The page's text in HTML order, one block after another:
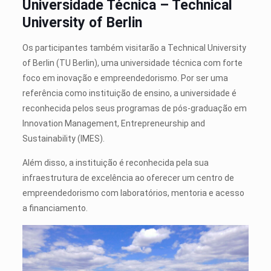
Universidade Técnica – Technical
University of Berlin
Os participantes também visitarão a Technical University
of Berlin (TU Berlin), uma universidade técnica com forte
foco em inovação e empreendedorismo. Por ser uma
referência como instituição de ensino, a universidade é
reconhecida pelos seus programas de pós-graduação em
Innovation Management, Entrepreneurship and
Sustainability (IMES).
Além disso, a instituição é reconhecida pela sua
infraestrutura de excelência ao oferecer um centro de
empreendedorismo com laboratórios, mentoria e acesso
a financiamento.